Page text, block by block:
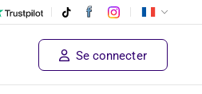
Se connecter